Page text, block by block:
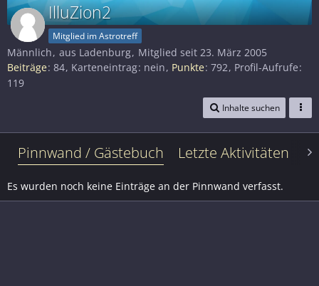
IlluZion2
Mitglied im Astrotreff
Männlich aus Ladenburg Mitglied seit 23. März 2005
Beiträge 84 Karteneintrag nein Punkte 792 Profil-Aufrufe
119
Inhalte suchen
Pinnwand / Gästebuch Letzte Aktivitäten
Es wurden noch keine Einträge an der Pinnwand verfasst.